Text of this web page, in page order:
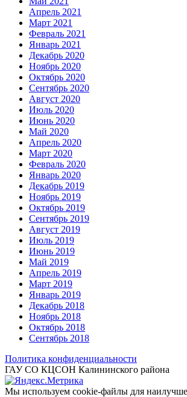
Апрель 2021
Март 2021
Февраль 2021
Январь 2021
Декабрь 2020
Ноябрь 2020
Октябрь 2020
Сентябрь 2020
Август 2020
Июль 2020
Июнь 2020
Май 2020
Апрель 2020
Март 2020
Февраль 2020
Январь 2020
Декабрь 2019
Ноябрь 2019
Октябрь 2019
Сентябрь 2019
Август 2019
Июль 2019
Июнь 2019
Май 2019
Апрель 2019
Март 2019
Январь 2019
Декабрь 2018
Ноябрь 2018
Октябрь 2018
Сентябрь 2018
Политика конфиденциальности
ГАУ СО КЦСОН Калининского района
Мы используем cookie-файлы для